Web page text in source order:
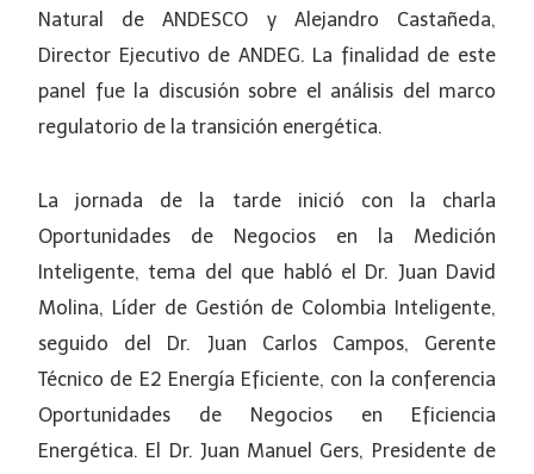
Natural de ANDESCO y Alejandro Castañeda,
Director Ejecutivo de ANDEG. La finalidad de este
panel fue la discusión sobre el análisis del marco
regulatorio de la transición energética.
La jornada de la tarde inició con la charla
Oportunidades de Negocios en la Medición
Inteligente, tema del que habló el Dr. Juan David
Molina, Líder de Gestión de Colombia Inteligente,
seguido del Dr. Juan Carlos Campos, Gerente
Técnico de E2 Energía Eficiente, con la conferencia
Oportunidades de Negocios en Eficiencia
Energética. El Dr. Juan Manuel Gers, Presidente de